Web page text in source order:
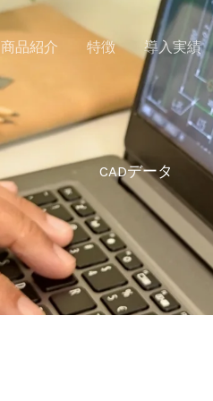
商品紹介 特徴 導入実績
CADデータ